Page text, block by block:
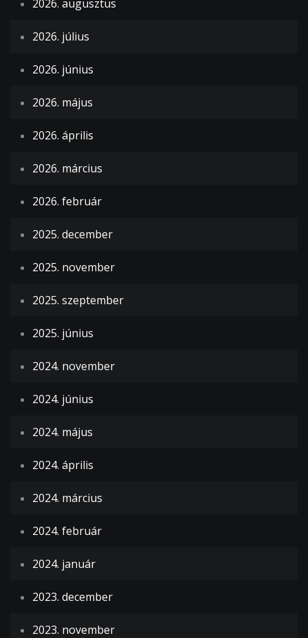
2026. augusztus
2026. július
2026. június
2026. május
2026. április
2026. március
2026. február
2025. december
2025. november
2025. szeptember
2025. június
2024. november
2024. június
2024. május
2024. április
2024. március
2024. február
2024. január
2023. december
2023. november